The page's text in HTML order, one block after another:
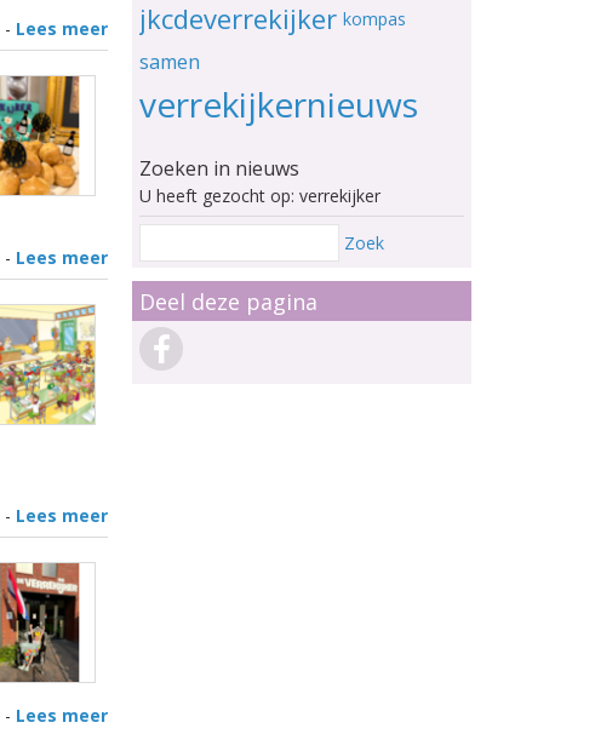
- Lees meer
- Lees meer
- Lees meer
- Lees meer
jkcdeverrekijker kompas
samen
verrekijkernieuws
Zoeken in nieuws
U heeft gezocht op: verrekijker
Zoek
Deel deze pagina